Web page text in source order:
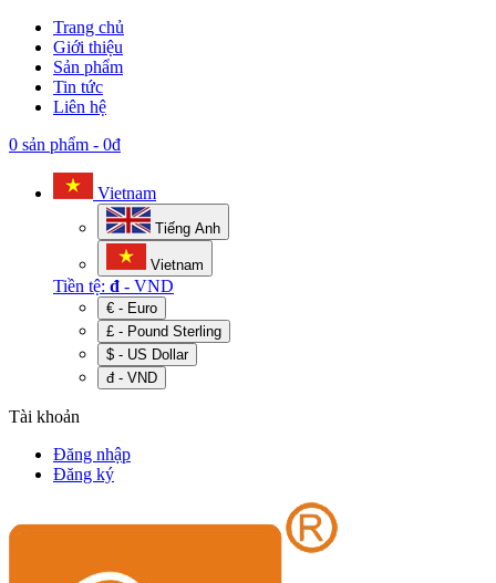
Trang chủ
Giới thiệu
Sản phẩm
Tin tức
Liên hệ
0 sản phẩm - 0đ
Vietnam
Tiếng Anh
Vietnam
Tiền tệ: đ - VND
€ - Euro
£ - Pound Sterling
$ - US Dollar
đ - VND
Tài khoản
Đăng nhập
Đăng ký